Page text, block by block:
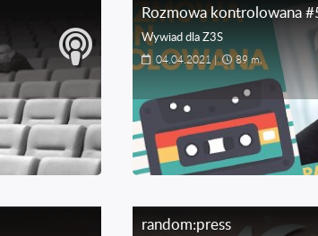
Rozmowa kontrolowana
Wywiad dla Z3S
04.04.2021 | 89 m.
random:press